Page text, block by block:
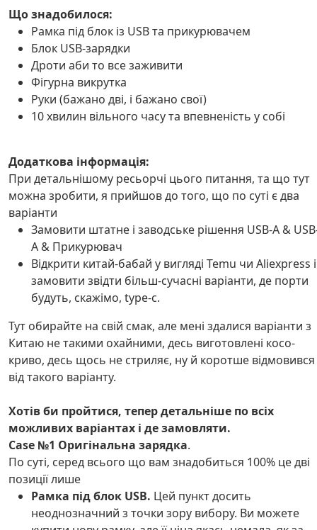
Що знадобилося:
Рамка під блок із USB та прикурювачем
Блок USB-зарядки
Дроти аби то все заживити
Фігурна викрутка
Руки (бажано дві, і бажано свої)
10 хвилин вільного часу та впевненість у собі
Додаткова інформація:
При детальнішому ресьорчі цього питання, та що тут
можна зробити, я прийшов до того, що по суті є два
варіанти
Замовити штатне і заводське рішення USB-A &
A & Прикурювач
Відкрити китай-бабай у вигляді Temu чи Aliexpress і
замовити звідти більш-сучасні варіанти, де порти
будуть, скажімо, type-c.
Тут обирайте на свій смак, але мені здалися варіанти з
Китаю не такими охайними, десь виготовлені косо-
криво, десь щось не стриляє, ну й коротше відмовився
від такого варіанту.
Хотів би пройтися, тепер детальніше по всіх
можливих варіантах і де замовляти.
Case №1 Оригінальна зарядка.
По суті, серед всього що вам знадобиться 100% це дві
позиції лише
Рамка під блок USB. Цей пункт досить
неоднозначний з точки зору вибору. Ви можете